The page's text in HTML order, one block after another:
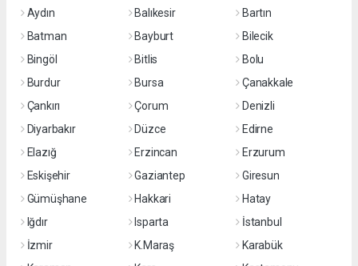
Aydın
Balıkesir
Bartın
Batman
Bayburt
Bilecik
Bingöl
Bitlis
Bolu
Burdur
Bursa
Çanakkale
Çankırı
Çorum
Denizli
Diyarbakır
Düzce
Edirne
Elazığ
Erzincan
Erzurum
Eskişehir
Gaziantep
Giresun
Gümüşhane
Hakkari
Hatay
Iğdır
Isparta
İstanbul
İzmir
K.Maraş
Karabük